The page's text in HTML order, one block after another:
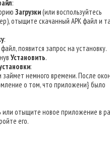
:
Загрузки(или воспользуйтесь
отыщите скачанный APK файл и
:
появится запрос на установку.
Установить.
:
займет немного времени. После
о том, что приложени} было
или отыщите новое приложение в
его.